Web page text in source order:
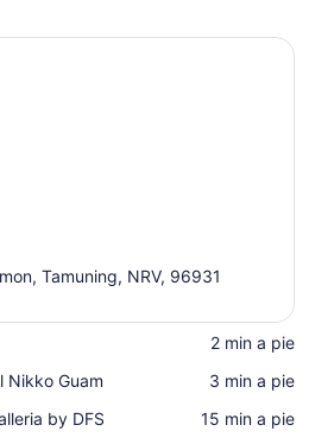
Tamuning, NRV, 96931
‪2 min a pie‬
Nikko Guam
‪3 min a pie‬
by DFS
‪15 min a pie‬